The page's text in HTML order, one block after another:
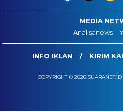
MEDIA
Analisanews
INFO IKLAN KIRIM
COPYRIGHT © 2026